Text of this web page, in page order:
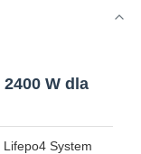
W dla
System